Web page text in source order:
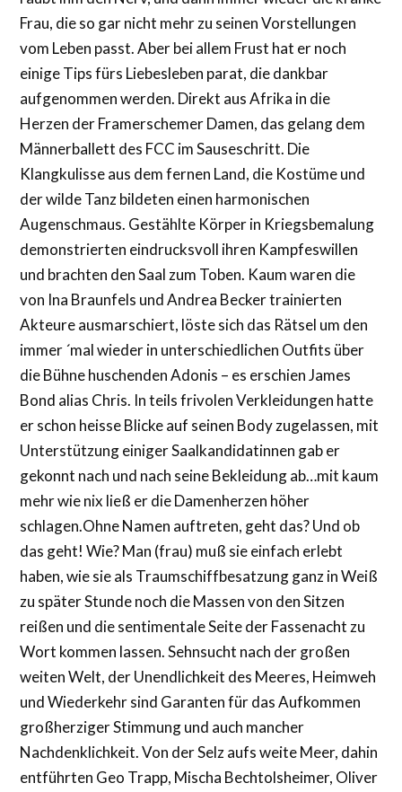
Frau, die so gar nicht mehr zu seinen Vorstellungen
vom Leben passt. Aber bei allem Frust hat er noch
einige Tips fürs Liebesleben parat, die dankbar
aufgenommen werden. Direkt aus Afrika in die
Herzen der Framerschemer Damen, das gelang dem
Männerballett des FCC im Sauseschritt. Die
Klangkulisse aus dem fernen Land, die Kostüme und
der wilde Tanz bildeten einen harmonischen
Augenschmaus. Gestählte Körper in Kriegsbemalung
demonstrierten eindrucksvoll ihren Kampfeswillen
und brachten den Saal zum Toben. Kaum waren die
von Ina Braunfels und Andrea Becker trainierten
Akteure ausmarschiert, löste sich das Rätsel um den
immer ´mal wieder in unterschiedlichen Outfits über
die Bühne huschenden Adonis – es erschien James
Bond alias Chris. In teils frivolen Verkleidungen hatte
er schon heisse Blicke auf seinen Body zugelassen, mit
Unterstützung einiger Saalkandidatinnen gab er
gekonnt nach und nach seine Bekleidung ab…mit kaum
mehr wie nix ließ er die Damenherzen höher
schlagen.Ohne Namen auftreten, geht das? Und ob
das geht! Wie? Man (frau) muß sie einfach erlebt
haben, wie sie als Traumschiffbesatzung ganz in Weiß
zu später Stunde noch die Massen von den Sitzen
reißen und die sentimentale Seite der Fassenacht zu
Wort kommen lassen. Sehnsucht nach der großen
weiten Welt, der Unendlichkeit des Meeres, Heimweh
und Wiederkehr sind Garanten für das Aufkommen
großherziger Stimmung und auch mancher
Nachdenklichkeit. Von der Selz aufs weite Meer, dahin
entführten Geo Trapp, Mischa Bechtolsheimer, Oliver